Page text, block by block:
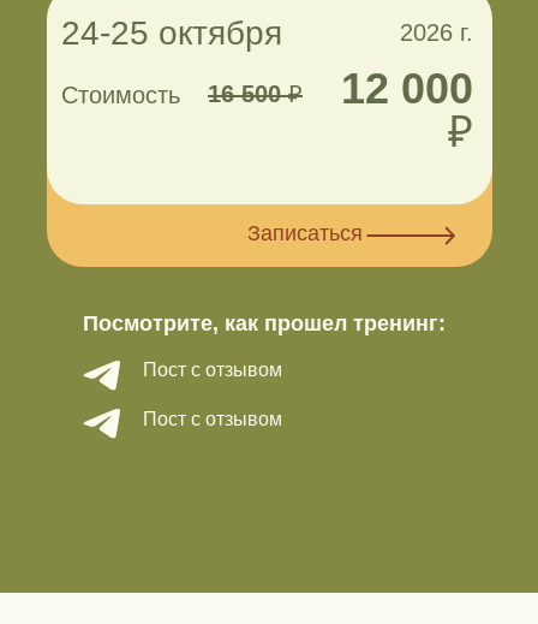
Записаться
24-25 октября 2026 г.
Стоимость
12 000
₽
16 500₽
Посмотрите, как прошел тренинг:
Пост с отзывом
Пост с отзывом